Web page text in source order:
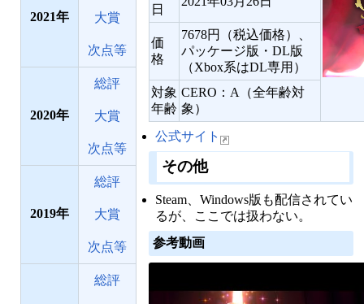
2021 大賞
次点等
2020
総評
大賞
次点等
2019
総評
大賞
次点等
総評
日
価
格
7678円（税込価格）、
パッケージ版・DL版
（Xbox系はDL専用）
対象
年齢
CERO：A（全年齢対
象）
公式サイト
その他
Steam、Windows版も配信されてい
るが、ここでは扱わない。
参考動画